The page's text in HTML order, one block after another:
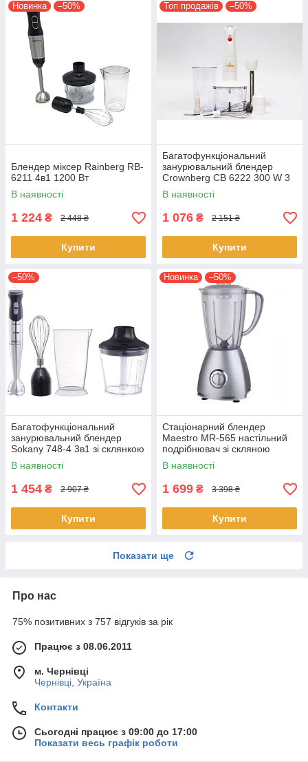
Новинка –50%
Блендер міксер Rainberg RB-
6211 4в1 1200 Вт
В наявності
1 224 ₴ 2 448 ₴
Купити
Топ продажів –50%
Багатофункціональний
занурювальний блендер
Crownberg CB 6222 300 W 3
в 1 електричний домашній
кухонний
В наявності
1 076 ₴ 2 151 ₴
Купити
–50%
Багатофункціональний
занурювальний блендер
Sokany 748-4 3в1 зі склянкою
домашній
В наявності
1 454 ₴ 2 907 ₴
Купити
Новинка –50%
Стаціонарний блендер
Maestro MR-565 настільний
подрібнювач зі скляною
чашею
В наявності
1 699 ₴ 3 398 ₴
Купити
Показати ще
Про нас
75% позитивних з 757 відгуків за рік
Працює з 08.06.2011
м. Чернівці
Чернівці, Україна
Контакти
Сьогодні працює з 09:00 до 17:00
Показати весь графік роботи